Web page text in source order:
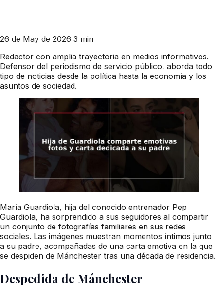
26 de May de 2026 3 min
Redactor con amplia trayectoria en medios informativos.
Defensor del periodismo de servicio público, aborda todo
tipo de noticias desde la política hasta la economía y los
asuntos de sociedad.
María Guardiola, hija del conocido entrenador Pep
Guardiola, ha sorprendido a sus seguidores al compartir
un conjunto de fotografías familiares en sus redes
sociales. Las imágenes muestran momentos íntimos junto
a su padre, acompañadas de una carta emotiva en la que
se despiden de Mánchester tras una década de residencia.
Despedida de Mánchester